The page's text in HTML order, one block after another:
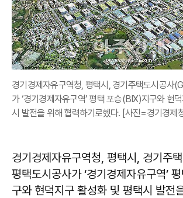
경기경제자유구역청, 평택시, 경기주택도시공사
가 ‘경기경제자유구역’ 평택 포승(BIX)지구와 현
시 발전을 위해 협력하기로헸다. [사진=경기경제
경기경제자유구역청, 평택시, 경기주
평택도시공사가 ‘경기경제자유구역’
구와 현덕지구 활성화 및 평택시 발전